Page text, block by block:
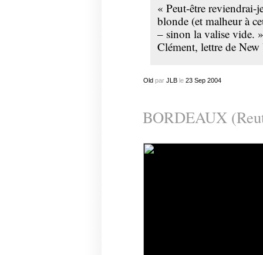
« Peut-être reviendrai-
blonde (et malheur à
– sinon la valise vide.
Clément, lettre de
Oldpar JLBle 23 Sep 2004
BORDEAUX